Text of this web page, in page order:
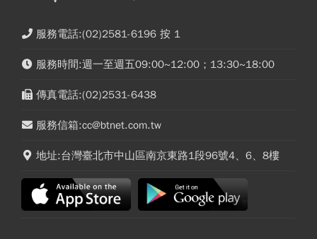
服務電話:(02)2581-6196 按 1
服務時間:週一至週五09:00~12:00；13:30~18:00
傳真電話:(02)2531-6438
服務信箱:cc@btnet.com.tw
地址:台灣臺北市中山區南京東路1段96號4、6、8樓